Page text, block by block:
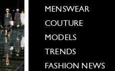
MENSWEAR
COUTURE
MODELS
TRENDS
FASHION NEWS